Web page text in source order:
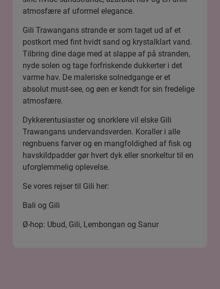
atmosfære af uformel elegance.
Gili Trawangans strande er som taget ud af et
postkort med fint hvidt sand og krystalklart vand.
Tilbring dine dage med at slappe af på stranden,
nyde solen og tage forfriskende dukkerter i det
varme hav. De maleriske solnedgange er et
absolut must-see, og øen er kendt for sin fredelige
atmosfære.
Dykkerentusiaster og snorklere vil elske Gili
Trawangans undervandsverden. Koraller i alle
regnbuens farver og en mangfoldighed af fisk og
havskildpadder gør hvert dyk eller snorkeltur til en
uforglemmelig oplevelse.
Se vores rejser til Gili her:
Bali og Gili
Ø-hop: Ubud, Gili, Lembongan og Sanur